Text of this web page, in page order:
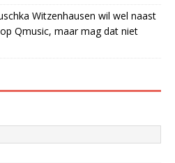
Witzenhausen wil wel naast
Qmusic, maar mag dat niet